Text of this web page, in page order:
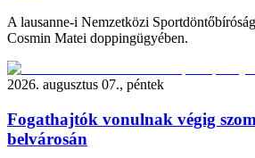
A lausanne-i Nemzetközi
Cosmin Matei doppingügyében.
2026. augusztus 07., péntek
Fogathajtók vonulnak végig
belvárosán